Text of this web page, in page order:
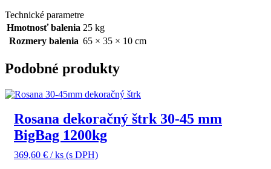
Technické parametre
Hmotnosť balenia 25 kg
Rozmery balenia 65 × 35 × 10 cm
Podobné produkty
Rosana dekoračný štrk 30-45 mm
BigBag 1200kg
369,60 € / ks (s DPH)